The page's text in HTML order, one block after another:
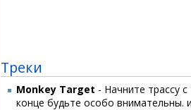
Треки
Monkey Target - Начните трассу
конце будьте особо внимательны.